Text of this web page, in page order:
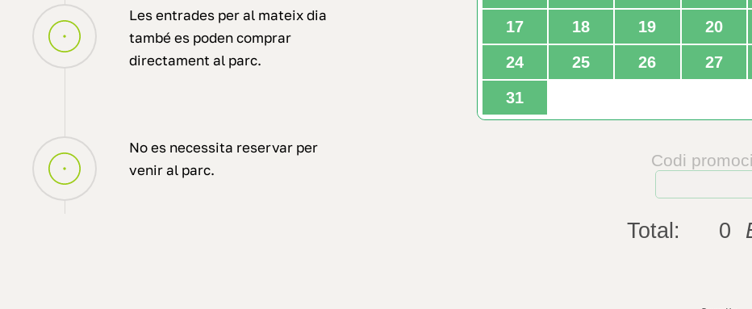
Les entrades per al mateix dia
també es poden comprar
directament al parc.
No es necessita reservar per
venir al parc.